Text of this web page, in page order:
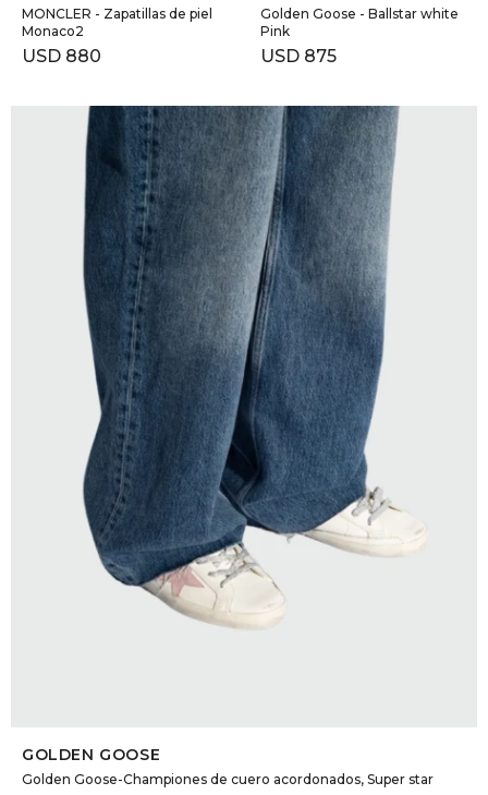
MONCLER - Zapatillas de piel
Monaco2
USD 880
Golden Goose - Ballstar white
Pink
USD 875
GOLDEN GOOSE
Golden Goose-Championes de cuero acordonados, Super star